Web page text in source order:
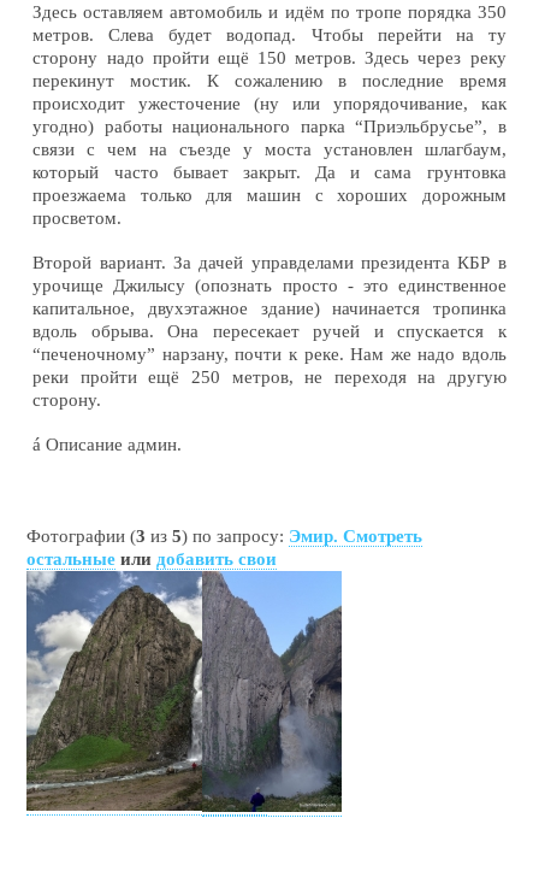
Здесь оставляем автомобиль и идём по тропе порядка 350
метров. Слева будет водопад. Чтобы перейти на ту
сторону надо пройти ещё 150 метров. Здесь через реку
перекинут мостик. К сожалению в последние время
происходит ужесточение (ну или упорядочивание, как
угодно) работы национального парка “Приэльбрусье”, в
связи с чем на съезде у моста установлен шлагбаум,
который часто бывает закрыт. Да и сама грунтовка
проезжаема только для машин с хороших дорожным
просветом.
Второй вариант. За дачей управделами президента КБР в
урочище Джилысу (опознать просто - это единственное
капитальное, двухэтажное здание) начинается тропинка
вдоль обрыва. Она пересекает ручей и спускается к
“печеночному” нарзану, почти к реке. Нам же надо вдоль
реки пройти ещё 250 метров, не переходя на другую
сторону.
áОписание админ.
Фотографии (3 из5) по запросу: Эмир. Смотреть
остальные или добавить свои